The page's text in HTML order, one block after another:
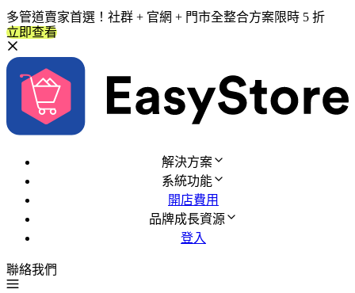
多管道賣家首選！社群 + 官網 + 門市全整合方案限時 5 折
立即查看
解決方案
系統功能
開店費用
品牌成長資源
登入
聯絡我們